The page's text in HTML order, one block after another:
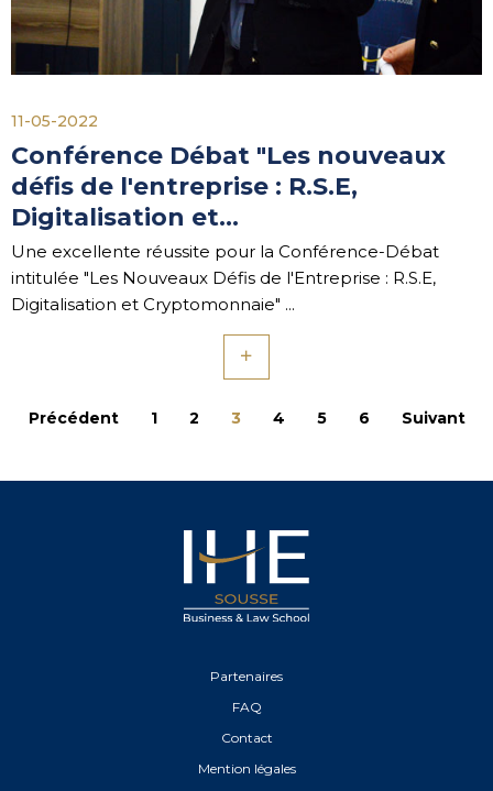
11-05-2022
Conférence Débat "Les nouveaux
défis de l'entreprise : R.S.E,
Digitalisation et…
Une excellente réussite pour la Conférence-Débat
intitulée "Les Nouveaux Défis de l'Entreprise : R.S.E,
Digitalisation et Cryptomonnaie" ...
Précédent 1 2 3 4 5 6 Suivant
Partenaires
FAQ
Contact
Mention légales